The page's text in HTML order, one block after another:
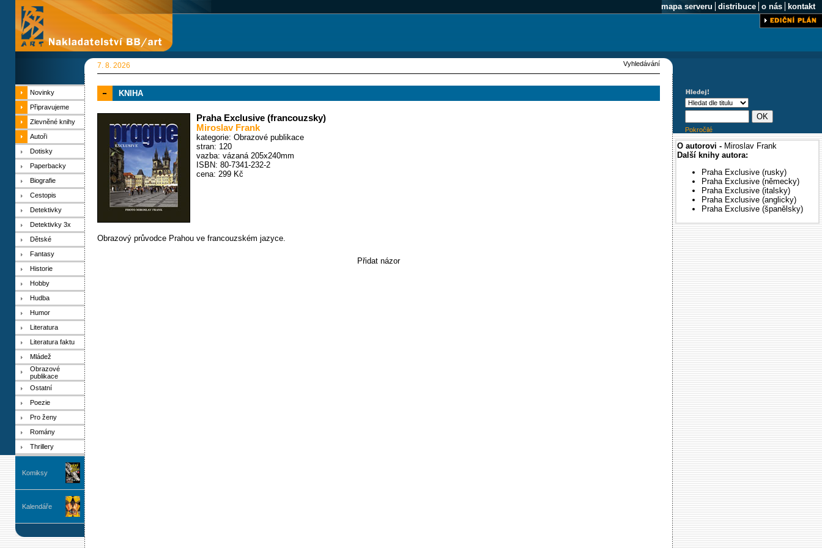
mapa serveru distribuce o nás kontakt
7. 8. 2026 Vyhledávání
Novinky
Připravujeme
Zlevněné knihy
Autoři
Dotisky
Paperbacky
Biografie
Cestopis
Detektivky
Detektivky 3x
Dětské
Fantasy
Historie
Hobby
Hudba
Humor
Literatura
Literatura faktu
Mládež
Obrazové
publikace
Ostatní
Poezie
Pro ženy
Romány
Thrillery
Komiksy
Kalendáře
KNIHA
Praha Exclusive (francouzsky)
Miroslav Frank
kategorie: Obrazové publikace
stran: 120
vazba: vázaná 205x240mm
ISBN: 80-7341-232-2
cena: 299 Kč
Obrazový průvodce Prahou ve francouzském jazyce.
Přidat názor
Pokročilé
O autorovi - Miroslav Frank
Další knihy autora:
Praha Exclusive (rusky)
Praha Exclusive (německy)
Praha Exclusive (italsky)
Praha Exclusive (anglicky)
Praha Exclusive (španělsky)